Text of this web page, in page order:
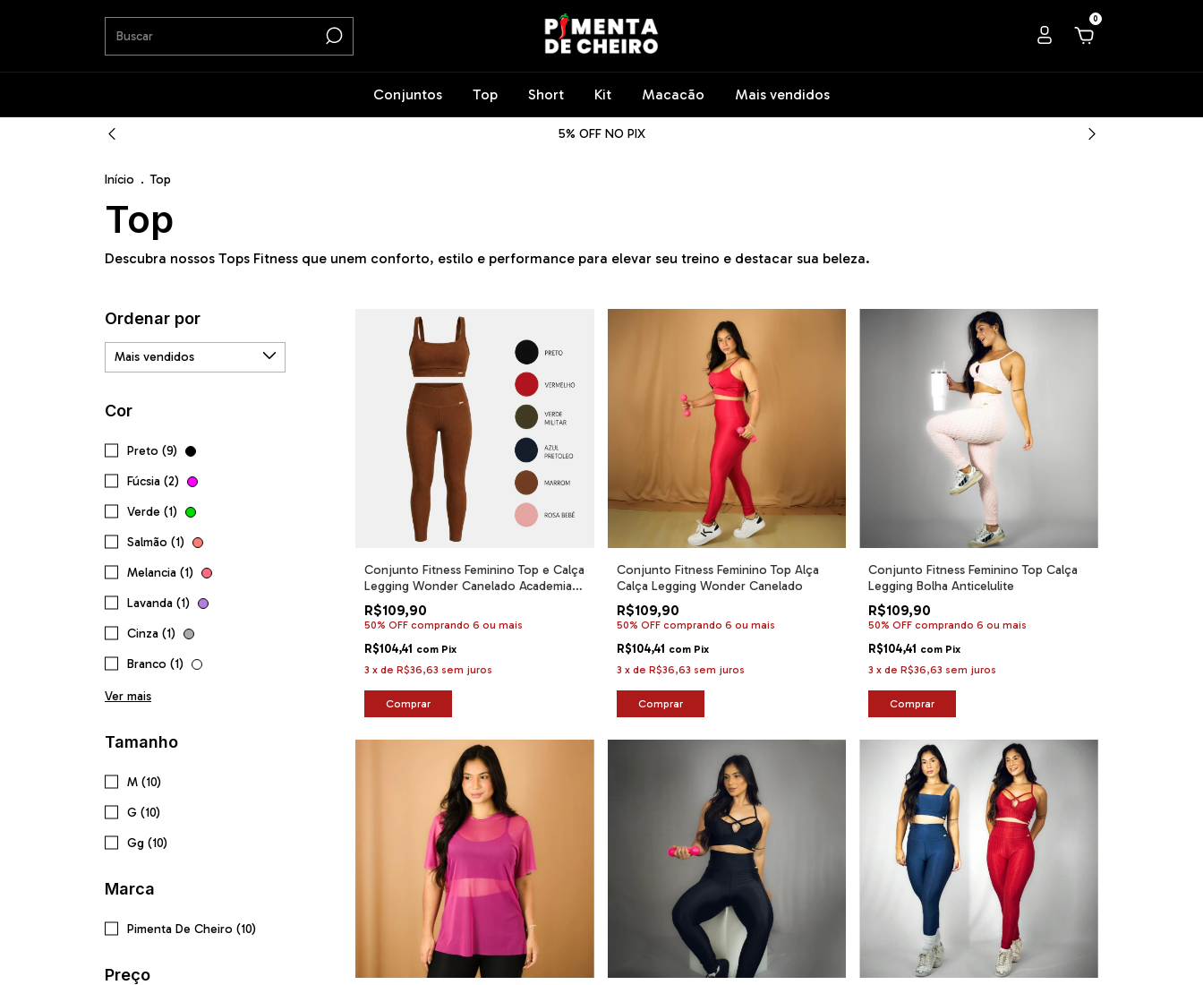
0
Conjuntos Top Short Kit Macacão Mais vendidos
5% OFF NO PIX
Início . Top
Top
Descubra nossos Tops Fitness que unem conforto, estilo e performance para elevar seu treino e destacar sua beleza.
Ordenar por
Cor
Preto (9)
Fúcsia (2)
Verde (1)
Salmão (1)
Melancia (1)
Lavanda (1)
Cinza (1)
Branco (1)
Ver mais
Tamanho
M (10)
G (10)
Gg (10)
Marca
Pimenta De Cheiro (10)
Preço
Conjunto Fitness Feminino Top e Calça
Legging Wonder Canelado Academia
Premium
R$109,90
50% OFF comprando 6 ou mais
R$104,41 com Pix
3 x de R$36,63 sem juros
Comprar
Conjunto Fitness Feminino Top Alça
Calça Legging Wonder Canelado
R$109,90
50% OFF comprando 6 ou mais
R$104,41 com Pix
3 x de R$36,63 sem juros
Comprar
Conjunto Fitness Feminino Top Calça
Legging Bolha Anticelulite
R$109,90
50% OFF comprando 6 ou mais
R$104,41 com Pix
3 xdeR$36,63 sem juros
Comprar